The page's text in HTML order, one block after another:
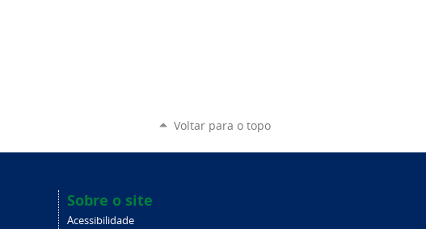
Voltar para o topo
Sobre o site
Acessibilidade